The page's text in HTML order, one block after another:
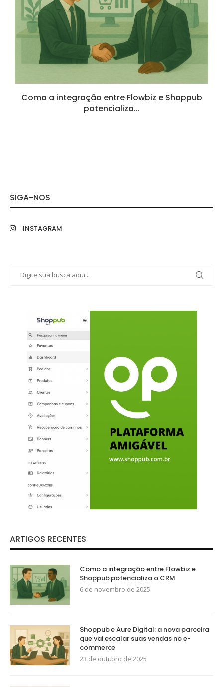
Como a integração entre Flowbiz e Shoppub
potencializa...
SIGA-NOS
INSTAGRAM
ARTIGOS RECENTES
Como a integração entre Flowbiz e
Shoppub potencializa o CRM
6 de novembro de 2025
Shoppub e Aure Digital: a nova parceira
que vai escalar suas vendas no e-
commerce
23 de outubro de 2025